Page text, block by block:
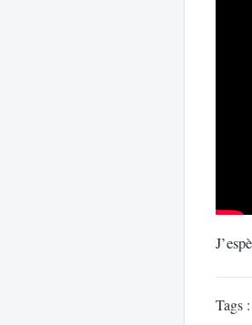
Tags :